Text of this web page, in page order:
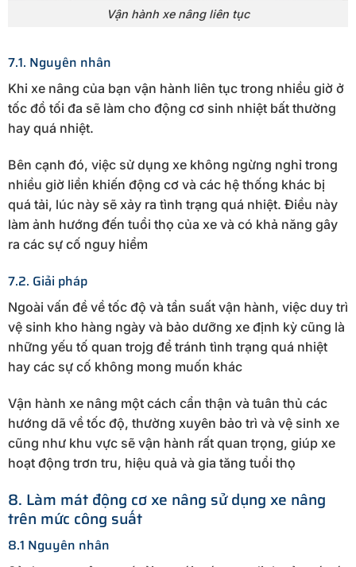
Vận hành xe nâng liên tục
7.1. Nguyên nhân
Khi xe nâng của bạn vận hành liên tục trong nhiều giờ ở
tốc đồ tối đa sẽ làm cho động cơ sinh nhiệt bất thường
hay quá nhiệt.
Bên cạnh đó, việc sử dụng xe không ngừng nghỉ trong
nhiều giờ liền khiến động cơ và các hệ thống khác bị
quá tải, lúc này sẽ xảy ra tình trạng quá nhiệt. Điều này
làm ảnh hướng đến tuổi thọ của xe và có khả năng gây
ra các sự cố nguy hiểm
7.2. Giải pháp
Ngoài vấn đề về tốc độ và tần suất vận hành, việc duy trì
vệ sinh kho hàng ngày và bảo dưỡng xe định kỳ cũng là
những yếu tố quan trojg để tránh tình trạng quá nhiệt
hay các sự cố không mong muốn khác
Vận hành xe nâng một cách cẩn thận và tuân thủ các
hướng dã về tốc độ, thường xuyên bảo trì và vệ sinh xe
cũng như khu vực sẽ vận hành rất quan trọng, giúp xe
hoạt động trơn tru, hiệu quả và gia tăng tuổi thọ
8. Làm mát động cơ xe nâng sử dụng xe nâng
trên mức công suất
8.1 Nguyên nhân